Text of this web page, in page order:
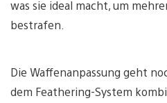
was sie ideal macht, um
bestrafen.
Die Waffenanpassung geht
dem Feathering-System